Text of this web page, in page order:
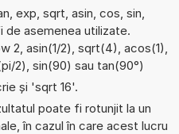
exp, sqrt, asin, cos, sin,
asemenea utilizate.
2, asin(1/2), sqrt(4), acos(1),
2), sin(90) sau tan(90°)
și 'sqrt 16'.
poate fi rotunjit la un
în cazul în care acest lucru